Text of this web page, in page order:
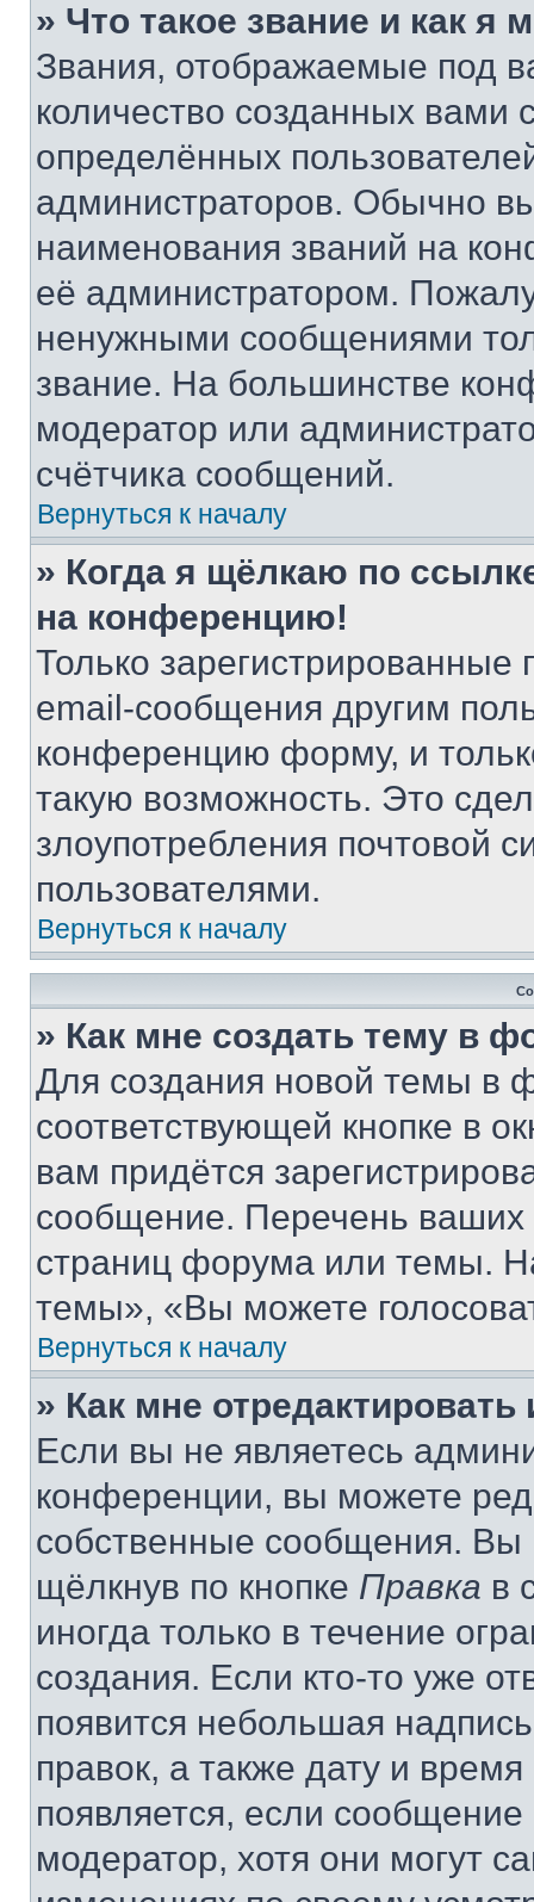
» Что такое звание и как я
Звания, отображаемые под
количество созданных
определённых
администраторов. Обычно
наименования званий на
её администратором.
ненужными сообщениями
звание. На большинстве
модератор или
счётчика сообщений.
Вернуться к началу
» Когда я щёлкаю по
на конференцию!
Только зарегистрированные
email-сообщения другим
конференцию форму, и
такую возможность. Это
злоупотребления почтовой
пользователями.
Вернуться к началу
» Как мне создать тему в
Для создания новой темы в
соответствующей кнопке в
вам придётся
сообщение. Перечень ваших
страниц форума или темы.
темы», «Вы можете
Вернуться к началу
» Как мне
Если вы не являетесь
конференции, вы можете
собственные сообщения. Вы
щёлкнув по кнопке Правка в
иногда только в течение
создания. Если кто-то уже
появится небольшая
правок, а также дату и
появляется, если
модератор, хотя они могут